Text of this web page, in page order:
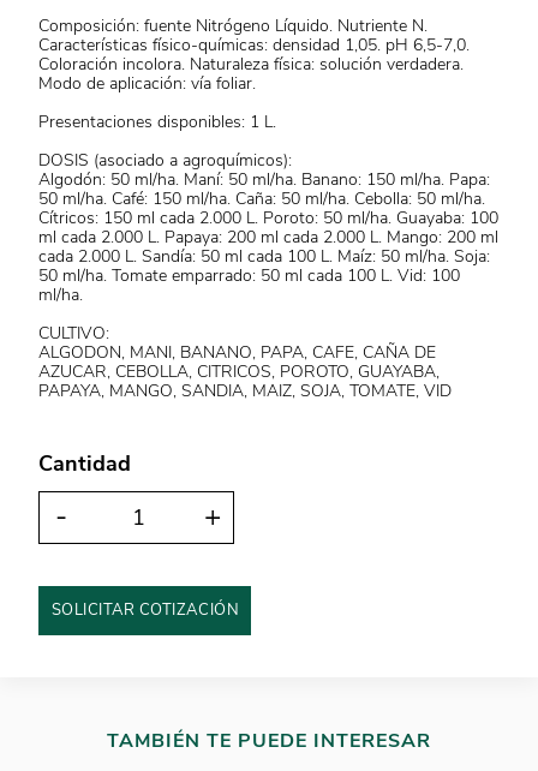
Composición: fuente Nitrógeno Líquido. Nutriente N.
Características físico-químicas: densidad 1,05. pH 6,5-7,0.
Coloración incolora. Naturaleza física: solución verdadera.
Modo de aplicación: vía foliar.
Presentaciones disponibles: 1 L.
DOSIS (asociado a agroquímicos):
Algodón: 50 ml/ha. Maní: 50 ml/ha. Banano: 150 ml/ha. Papa:
50 ml/ha. Café: 150 ml/ha. Caña: 50 ml/ha. Cebolla: 50 ml/ha.
Cítricos: 150 ml cada 2.000 L. Poroto: 50 ml/ha. Guayaba: 100
ml cada 2.000 L. Papaya: 200 ml cada 2.000 L. Mango: 200 ml
cada 2.000 L. Sandía: 50 ml cada 100 L. Maíz: 50 ml/ha. Soja:
50 ml/ha. Tomate emparrado: 50 ml cada 100 L. Vid: 100
ml/ha.
CULTIVO:
ALGODON, MANI, BANANO, PAPA, CAFE, CAÑA DE
AZUCAR, CEBOLLA, CITRICOS, POROTO, GUAYABA,
PAPAYA, MANGO, SANDIA, MAIZ, SOJA, TOMATE, VID
Cantidad
- +
SOLICITAR COTIZACIÓN
TAMBIÉN TE PUEDE INTERESAR